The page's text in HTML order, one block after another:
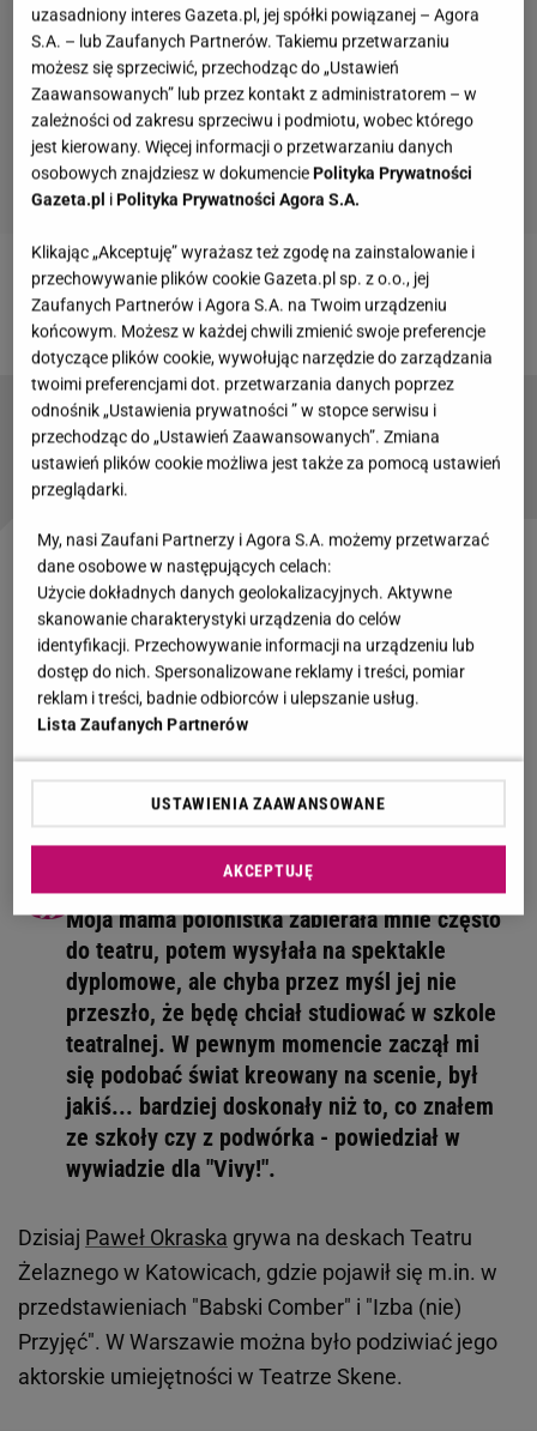
Zobacz wideoKatarzyna Cichopek mówi o makijażu
na planie "M jak miłość"
"Lombard. Życie pod zastaw". Ekipa żegna
Mateusza Murańskiego
"M jak miłość". Paweł Okraska grał w serialu
ukochanego Małgosi Mostowiak. Co u niego
słychać?
Paweł Okraskapo roli w serialu "M jak miłość
Mogliśmy go oglądać m.in. w "Na dobre i na złe",
" czy serialu "Komisarz Aleks", ale to teatr jest
jego największą miłością.
Moja mama polonistka zabierała mnie często
do teatru, potem wysyłała na spektakle
dyplomowe, ale chyba przez myśl jej nie
przeszło, że będę chciał studiować w szkole
teatralnej. W pewnym momencie zaczął mi
się podobać świat kreowany na scenie, był
jakiś... bardziej doskonały niż to, co znałem
ze szkoły czy z podwórka - powiedział w
wywiadzie dla "Vivy!".
Dzisiaj Paweł Okraska grywa na deskach Teatru
Żelaznego w Katowicach, gdzie pojawił się m.in. w
przedstawieniach "Babski Comber" i "Izba (nie)
Przyjęć". W Warszawie można było podziwiać jego
aktorskie umiejętności w Teatrze Skene.
uzasadniony interes Gazeta.pl, jej spółki powiązanej – Agora
S.A. – lub Zaufanych Partnerów. Takiemu przetwarzaniu
możesz się sprzeciwić, przechodząc do „Ustawień
Zaawansowanych” lub przez kontakt z administratorem – w
zależności od zakresu sprzeciwu i podmiotu, wobec którego
jest kierowany. Więcej informacji o przetwarzaniu danych
osobowych znajdziesz w dokumencie Polityka Prywatności
Gazeta.pl i Polityka Prywatności Agora S.A.
Klikając „Akceptuję” wyrażasz też zgodę na zainstalowanie i
przechowywanie plików cookie Gazeta.pl sp. z o.o., jej
Zaufanych Partnerów i Agora S.A. na Twoim urządzeniu
końcowym. Możesz w każdej chwili zmienić swoje preferencje
dotyczące plików cookie, wywołując narzędzie do zarządzania
twoimi preferencjami dot. przetwarzania danych poprzez
odnośnik „Ustawienia prywatności ” w stopce serwisu i
przechodząc do „Ustawień Zaawansowanych”. Zmiana
ustawień plików cookie możliwa jest także za pomocą ustawień
przeglądarki.
My, nasi Zaufani Partnerzy i Agora S.A. możemy przetwarzać
dane osobowe w następujących celach:
Użycie dokładnych danych geolokalizacyjnych. Aktywne
skanowanie charakterystyki urządzenia do celów
identyfikacji. Przechowywanie informacji na urządzeniu lub
dostęp do nich. Spersonalizowane reklamy i treści, pomiar
reklam i treści, badnie odbiorców i ulepszanie usług.
Lista Zaufanych Partnerów
USTAWIENIA ZAAWANSOWANE
AKCEPTUJĘ